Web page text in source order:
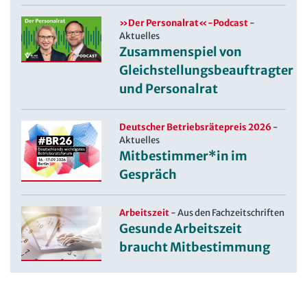
»Der Personalrat«-Podcast-
Aktuelles
Zusammenspiel von
Gleichstellungsbeauftragter
und Personalrat
Deutscher Betriebsrätepreis 2026-
Aktuelles
Mitbestimmer*in im
Gespräch
Arbeitszeit-Aus den Fachzeitschriften
Gesunde Arbeitszeit
braucht Mitbestimmung